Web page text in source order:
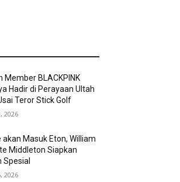
Member BLACKPINK
Hadir di Perayaan Ultah
Teror Stick Golf
2026
akan Masuk Eton, William
Middleton Siapkan
Spesial
2026